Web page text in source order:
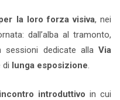
la loro forza visiva, nei
dall’alba al tramonto,
dedicate alla Via
di lunga esposizione.
incontro introduttivo in cui